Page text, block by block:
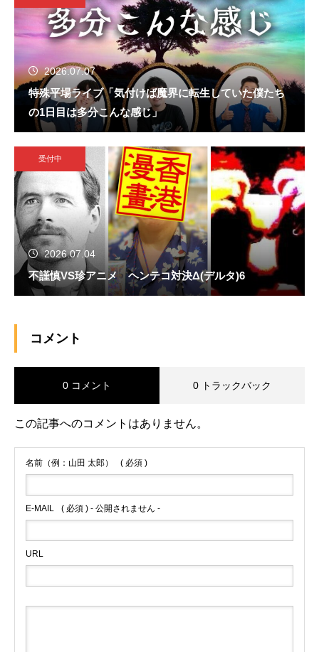
2026.07.07
特殊平場ライブ「気付けば魔界に転生していた僕たち
の1日目は多分こんな感じ」
受付中
2026.07.04
不謹慎VS珍アニメ ヘンテコ対決Δ(デルタ)6
コメント
0 コメント 0 トラックバック
この記事へのコメントはありません。
名前（例：山田 太郎） ( 必須 )
E-MAIL ( 必須 ) - 公開されません -
URL